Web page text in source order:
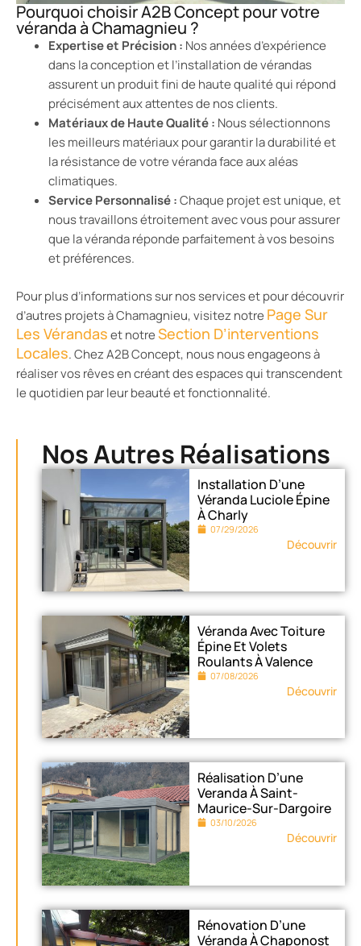
Pourquoi choisir A2B Concept pour votre
véranda à Chamagnieu ?
Expertise et Précision : Nos années d’expérience
dans la conception et l’installation de vérandas
assurent un produit fini de haute qualité qui répond
précisément aux attentes de nos clients.
Matériaux de Haute Qualité : Nous sélectionnons
les meilleurs matériaux pour garantir la durabilité et
la résistance de votre véranda face aux aléas
climatiques.
Service Personnalisé :Chaque projet est unique, et
nous travaillons étroitement avec vous pour assurer
que la véranda réponde parfaitement à vos besoins
et préférences.
Pour plus d’informations sur nos services et pour découvrir
d’autres projets à Chamagnieu, visitez notre Page Sur
Les Vérandaset notreSection D’interventions
Locales. Chez A2B Concept, nous nous engageons à
réaliser vos rêves en créant des espaces qui transcendent
le quotidien par leur beauté et fonctionnalité.
Nos Autres Réalisations
Installation D’une
Véranda Luciole Épine
À Charly
07/29/2026
Découvrir
Véranda Avec Toiture
Épine Et Volets
Roulants À Valence
07/08/2026
Découvrir
Réalisation D’une
Veranda À Saint-
Maurice-Sur-Dargoire
03/10/2026
Découvrir
Rénovation D’une
Véranda À Chaponost